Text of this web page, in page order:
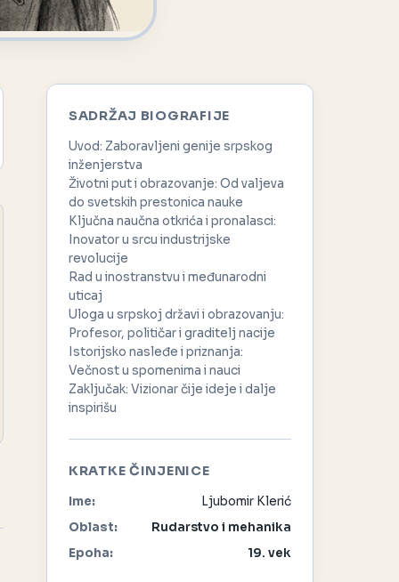
SADRŽAJ BIOGRAFIJE
Uvod: Zaboravljeni genije srpskog
inženjerstva
Životni put i obrazovanje: Od valjeva
do svetskih prestonica nauke
Ključna naučna otkrića i pronalasci:
Inovator u srcu industrijske
revolucije
Rad u inostranstvu i međunarodni
uticaj
Uloga u srpskoj državi i obrazovanju:
Profesor, političar i graditelj nacije
Istorijsko nasleđe i priznanja:
Večnost u spomenima i nauci
Zaključak: Vizionar čije ideje i dalje
inspirišu
KRATKE ČINJENICE
Ime:
Ljubomir Klerić
Oblast:
Rudarstvo i mehanika
Epoha:
19. vek